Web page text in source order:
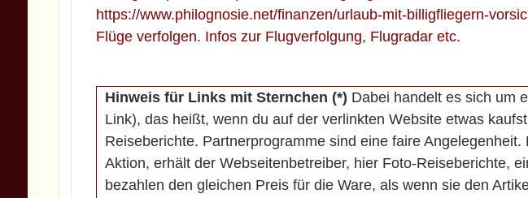
https://www.philognosie.net/finanzen/urlaub-mit-billigfliegern-
Flüge verfolgen. Infos zur Flugverfolgung, Flugradar etc.
Hinweis für Links mit Sternchen (*) Dabei handelt es sich um
Link), das heißt, wenn du auf der verlinkten Website etwas
Reiseberichte. Partnerprogramme sind eine faire
Aktion, erhält der Webseitenbetreiber, hier Foto-Reiseberichte,
bezahlen den gleichen Preis für die Ware, als wenn sie den